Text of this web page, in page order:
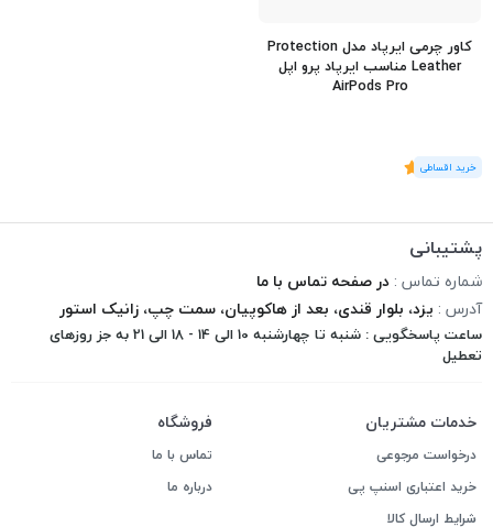
کاور چرمی ایرپاد مدل Protection
Leather مناسب ایرپاد پرو اپل
AirPods Pro
(1رای)
5
پشتیبانی
شماره تماس : در صفحه تماس با ما
آدرس : یزد، بلوار قندی، بعد از هاکوپیان، سمت چپ، زانیک استور
ساعت پاسخگویی : شنبه تا چهارشنبه 10 الی 14 - 18 الی 21 به جز روزهای
تعطیل
خدمات مشتریان
درخواست مرجوعی
خرید اعتباری اسنپ پی
شرایط ارسال کالا
فروشگاه
تماس با ما
درباره ما